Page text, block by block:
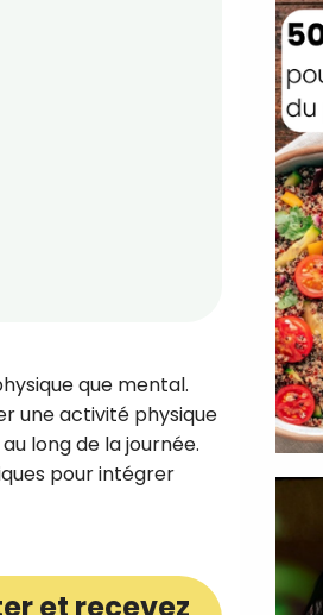
que mental.
une activité physique
long de la journée.
pour intégrer